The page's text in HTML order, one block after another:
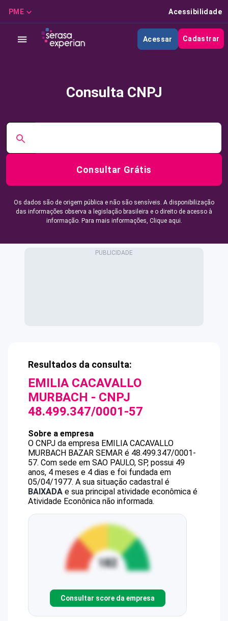
PME Acessibilidade
Acessar Cadastrar
Consulta CNPJ
Consultar Grátis
Os dados são de origem pública e não são sensíveis. A disponibilização
das informações observa a legislação brasileira e o direito de acesso à
informação. Para mais informações, Clique aqui.
Resultados da consulta:
EMILIA CACAVALLO
MURBACH - CNPJ
48.499.347/0001-57
Sobre a empresa
O CNPJ da empresa EMILIA CACAVALLO
MURBACH BAZAR SEMAR é 48.499.347/0001-
57. Com sede em SAO PAULO, SP, possui 49
anos, 4 meses e 4 dias e foi fundada em
05/04/1977. A sua situação cadastral é
BAIXADA e sua principal atividade econômica é
Atividade Econônica não informada.
Consultar score da empresa